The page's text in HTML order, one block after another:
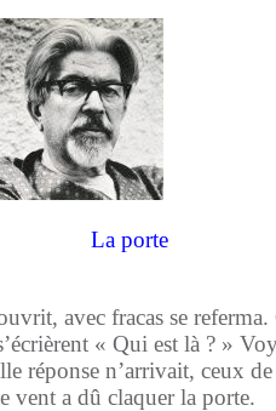
avec fracas se referma.
« Qui est là ? »
réponse n’arrivait, ceux
vent a dû claquer la porte.